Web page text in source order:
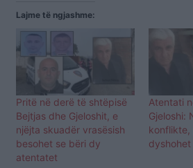
Lajme të ngjashme:
Pritë në derë të shtëpisë
Bejtjas dhe Gjeloshit, e
njëjta skuadër vrasësish
besohet se bëri dy
atentatet
Atentati
Gjeloshi:
konflikte,
dyshohet